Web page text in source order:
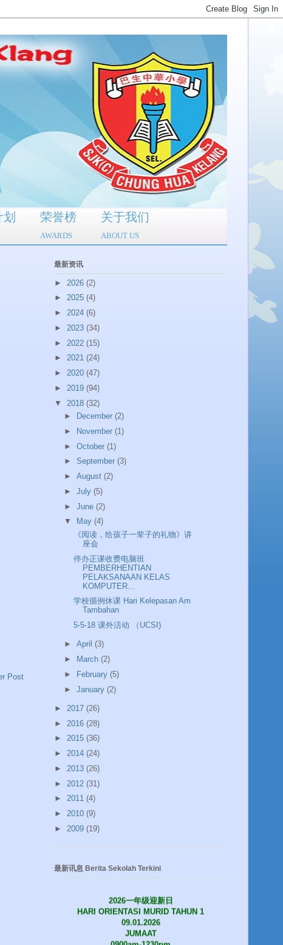
荣誉榜
AWARDS
关于我们
ABOUT US
Post
最新资讯
► 2026 (2)
► 2025 (4)
► 2024 (6)
► 2023 (34)
► 2022 (15)
► 2021 (24)
► 2020 (47)
► 2019 (94)
▼ 2018 (32)
►
December (2)
►
November (1)
► October (1)
► September (3)
► August (2)
► July (5)
► June (2)
▼
May (4)
《阅读，给孩子一辈子的礼物》讲
座会
停办正课收费电脑班
PEMBERHENTIAN
PELAKSANAAN KELAS
KOMPUTER...
学校循例休课 Hari Kelepasan Am
Tambahan
5-5-18 课外活动 （UCSI)
► April (3)
►
March (2)
►
February (5)
► January (2)
► 2017 (26)
► 2016 (28)
► 2015 (36)
► 2014 (24)
► 2013 (26)
► 2012 (31)
► 2011 (4)
► 2010 (9)
► 2009 (19)
最新讯息 Berita Sekolah Terkini
HARI ORIENTASI MURID TAHUN 1
09.01.2026
JUMAAT
0900am-1230pm